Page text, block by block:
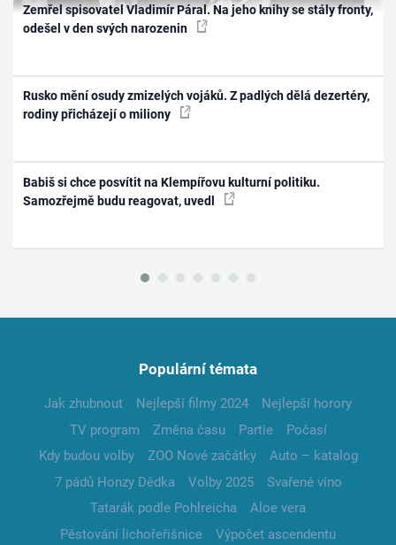
Zemřel spisovatel Vladimír Páral. Na jeho knihy se stály fronty,
odešel v den svých narozenin
Rusko mění osudy zmizelých vojáků. Z padlých dělá dezertéry,
rodiny přicházejí o miliony
Babiš si chce posvítit na Klempířovu kulturní politiku.
Samozřejmě budu reagovat, uvedl
Populární témata
Jak zhubnout Nejlepší filmy 2024
Nejlepší horory
TV program
Změna času Partie
Počasí
Kdy budou volby
ZOO Nové začátky
Auto – katalog
7 pádů Honzy Dědka
Volby 2025
Svařené víno
Tatarák podle Pohlreicha
Aloe vera
Pěstování lichořeřišnice
Výpočet ascendentu